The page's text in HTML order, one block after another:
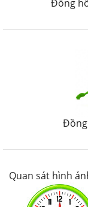
Đồng
Đồng
Quan sát hình